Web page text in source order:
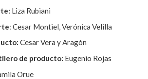
Liza Rubiani
: Cesar Montiel, Verónica Velilla
Cesar Vera y Aragón
de producto: Eugenio Rojas
Orue